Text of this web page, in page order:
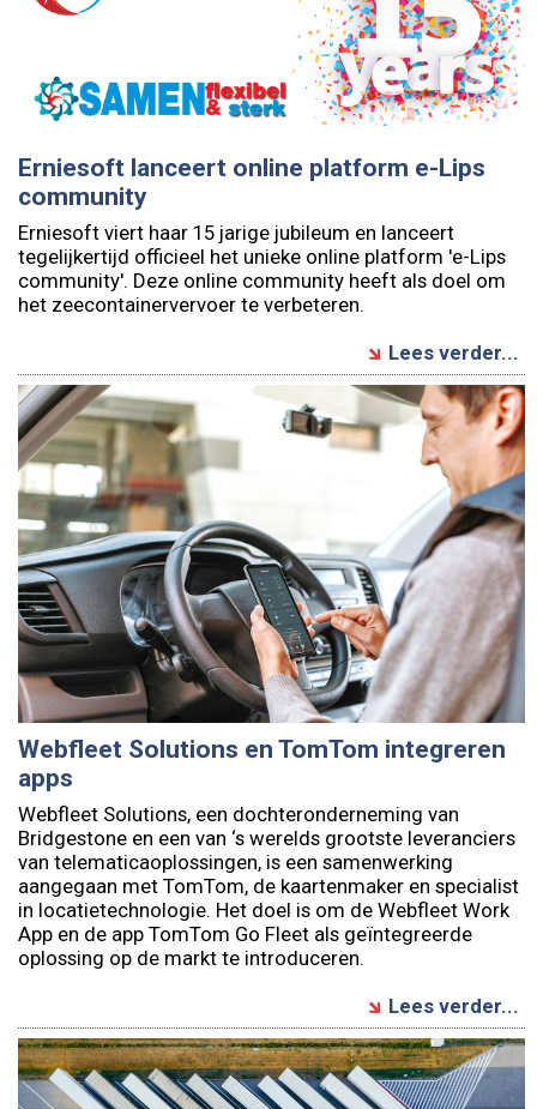
Erniesoft lanceert online platform e-Lips
community
Erniesoft viert haar 15 jarige jubileum en lanceert
tegelijkertijd officieel het unieke online platform 'e-Lips
community'. Deze online community heeft als doel om
het zeecontainervervoer te verbeteren.
Lees verder...
Webfleet Solutions en TomTom integreren
apps
Webfleet Solutions, een dochteronderneming van
Bridgestone en een van ‘s werelds grootste leveranciers
van telematicaoplossingen, is een samenwerking
aangegaan met TomTom, de kaartenmaker en specialist
in locatietechnologie. Het doel is om de Webfleet Work
App en de app TomTom Go Fleet als geïntegreerde
oplossing op de markt te introduceren.
Lees verder...